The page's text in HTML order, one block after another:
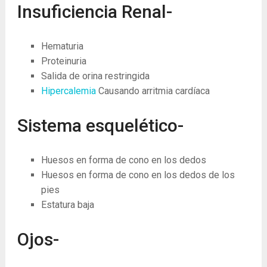
Insuficiencia Renal-
Hematuria
Proteinuria
Salida de orina restringida
Hipercalemia Causando arritmia cardíaca
Sistema esquelético-
Huesos en forma de cono en los dedos
Huesos en forma de cono en los dedos de los
pies
Estatura baja
Ojos-